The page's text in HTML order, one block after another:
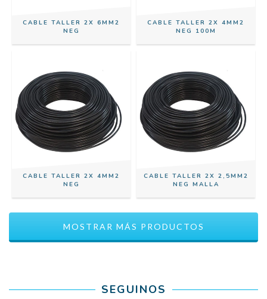
CABLE TALLER 2X 6MM2
NEG
CABLE TALLER 2X 4MM2
NEG 100M
CABLE TALLER 2X 4MM2
NEG
CABLE TALLER 2X 2,5MM2
NEG MALLA
MOSTRAR MÁS PRODUCTOS
SEGUINOS